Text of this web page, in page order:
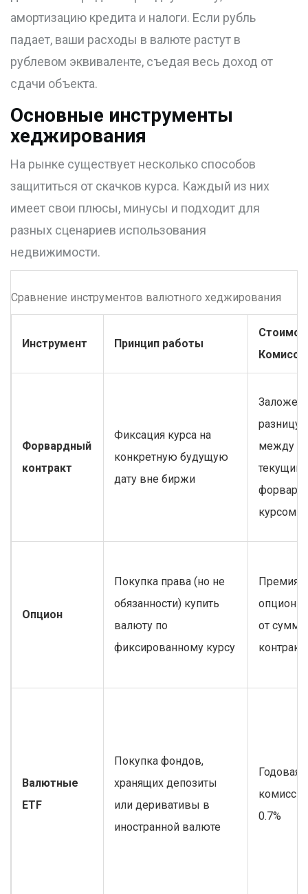
амортизацию кредита и налоги. Если рубль
падает, ваши расходы в валюте растут в
рублевом эквиваленте, съедая весь доход от
сдачи объекта.
Основные инструменты
хеджирования
На рынке существует несколько способов
защититься от скачков курса. Каждый из них
имеет свои плюсы, минусы и подходит для
разных сценариев использования
недвижимости.
Сравнение инструментов валютного хеджирования
Инструмент Принцип работы
Форвардный
контракт
Фиксация курса на
конкретную будущую
дату вне биржи
Заложен
разницу
между
текущим
курсом
Опцион
Покупка права (но не
обязанности) купить
валюту по
фиксированному курсу
Премия
опцион
от суммы
Валютные
ETF
Покупка фондов,
хранящих депозиты
или деривативы в
иностранной валюте
Годовая
0.7%